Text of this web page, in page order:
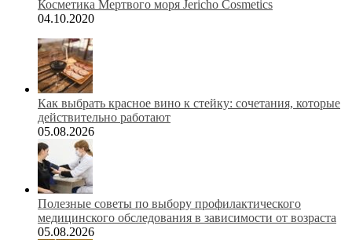
Косметика Мертвого моря Jericho Cosmetics
04.10.2020
Как выбрать красное вино к стейку: сочетания, которые
действительно работают
05.08.2026
Полезные советы по выбору профилактического
медицинского обследования в зависимости от возраста
05.08.2026